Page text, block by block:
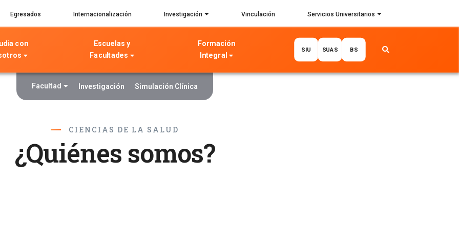
Egresados Internacionalización Investigación Vinculación Servicios Universitarios
con Escuelas y
Facultades
Formación
Integral
SIU SUAS BS
Facultad Investigación Simulación Clínica
CIENCIAS DE LA SALUD
¿Quiénes somos?